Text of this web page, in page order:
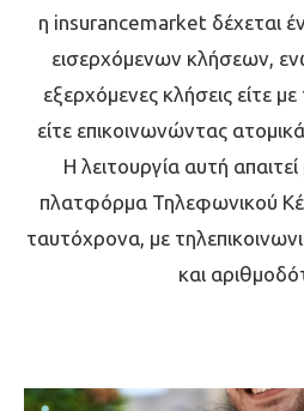
η insurancemarket δέχεται
εισερχόμενων κλήσεων,
εξερχόμενες κλήσεις είτε
είτε επικοινωνώντας
Η λειτουργία αυτή
πλατφόρμα Τηλεφωνικού
ταυτόχρονα, με
και